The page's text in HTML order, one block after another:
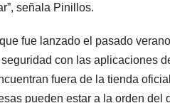
señala Pinillos.
fue lanzado el pasado
con las aplicaciones
fuera de la tienda
pueden estar a la orden del